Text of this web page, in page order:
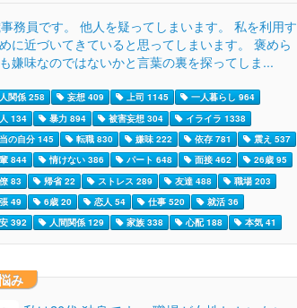
務員です。 他人を疑ってしまいます。 私を利用す
に近づいてきていると思ってしまいます。 褒めら
嫌味なのではないかと言葉の裏を探ってしま...
関係 258 妄想 409 上司 1145
一人暮らし 964
134
暴力 894 被害妄想 304
イライラ 1338
の自分 145
転職 830 嫌味 222 依存 781
震え 537
844
情けない 386 パート 648 面接 462
26歳 95
83
帰省 22 ストレス 289 友達 488
職場 203
49
6歳 20 恋人 54 仕事 520
就活 36
392
人間関係 129 家族 338 心配 188 本気 41
み